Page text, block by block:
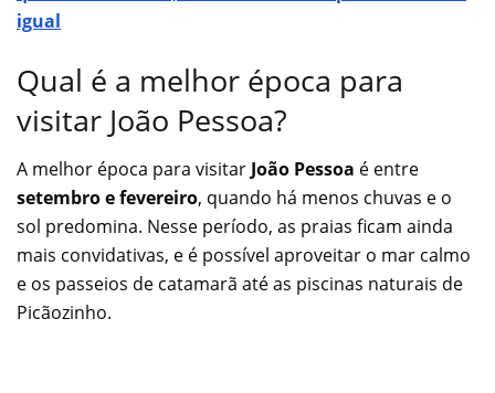
igual
Qual é a melhor época para
visitar João Pessoa?
A melhor época para visitar João Pessoa é entre
setembro e fevereiro, quando há menos chuvas e o
sol predomina. Nesse período, as praias ficam ainda
mais convidativas, e é possível aproveitar o mar calmo
e os passeios de catamarã até as piscinas naturais de
Picãozinho.